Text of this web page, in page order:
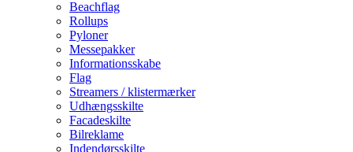
Beachflag
Rollups
Pyloner
Messepakker
Informationsskabe
Flag
Streamers / klistermærker
Udhængsskilte
Facadeskilte
Bilreklame
Indendørsskilte